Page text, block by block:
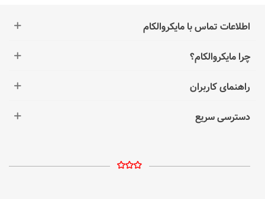
اطلاعات تماس با مایکروالکام
چرا مایکروالکام؟
راهنمای کاربران
دسترسی سریع